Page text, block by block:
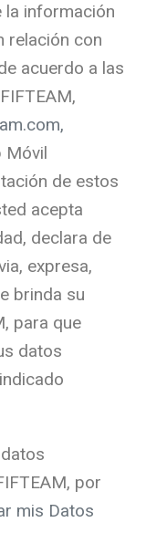
la información
relación con
acuerdo a las
Móvil
de estos
acepta
declara de
expresa,
brinda su
para que
datos
por
mis Datos